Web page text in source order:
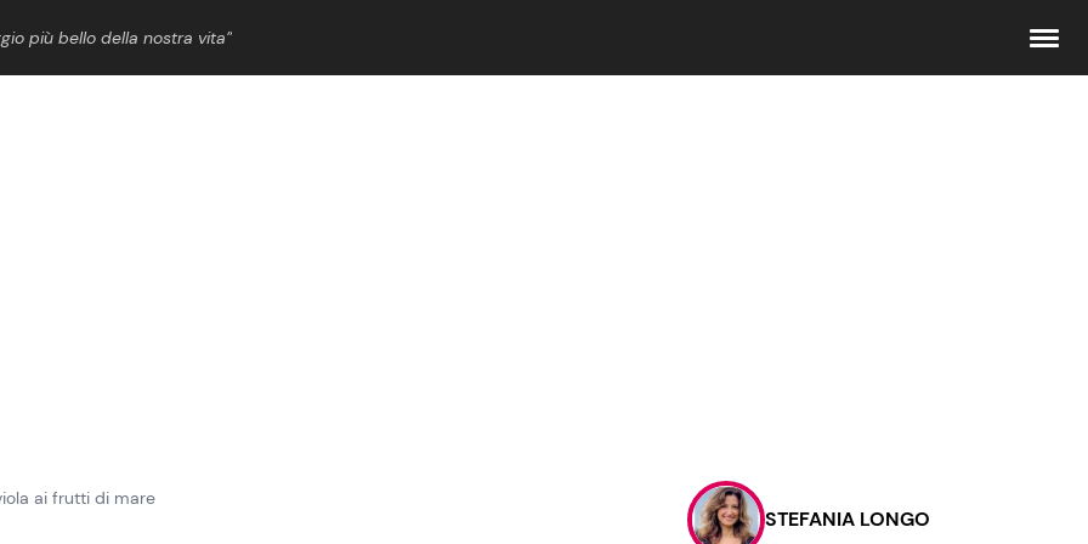
più bello della nostra vita”
Contattaci
Pubblicità
ai frutti di mare
STEFANIA LONGO